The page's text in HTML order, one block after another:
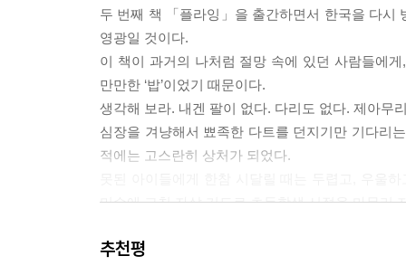
두 번째 책 「플라잉」을 출간하면서 한국을 다시
영광일 것이다.
이 책이 과거의 나처럼 절망 속에 있던 사람들에
만만한 ‘밥’이었기 때문이다.
생각해 보라. 내겐 팔이 없다. 다리도 없다. 제아무
심장을 겨냥해서 뾰족한 다트를 던지기만 기다리
적에는 고스란히 상처가 되었다.
미수에 그친 자살 기도로 초등학생 시절을 마무리
미국에만 도는 전염병이 아니었다. 도리어 세계적
추천평